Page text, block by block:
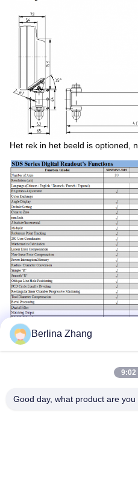
Het rek in het beeld is optioned,
Berlina Zhang
9:02
Good day, what product are